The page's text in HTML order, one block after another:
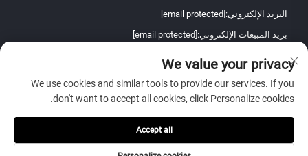
البريد الإلكتروني:
بريد المبيعات الإلكتروني:
حقوق النشر © 2026 شركة شنغهاي فانباو لصيانة المعدات automobiles
المحدودة. جميع الحقوق محفوظة -سياسة الخصوصية
We value your privacy
We use cookies and similar tools to provide our services. If you
don't want to accept all cookies, click Personalize cookies.
Accept all